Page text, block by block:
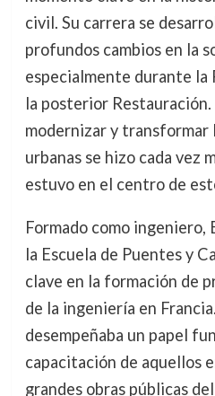
civil. Su carrera se
profundos cambios en la
especialmente durante la
la posterior Restauración.
modernizar y
urbanas se hizo cada vez
estuvo en el centro de
Formado como
la Escuela de Puentes y
clave en la formación de
de la ingeniería en
desempeñaba un papel
capacitación de aquellos
grandes obras públicas